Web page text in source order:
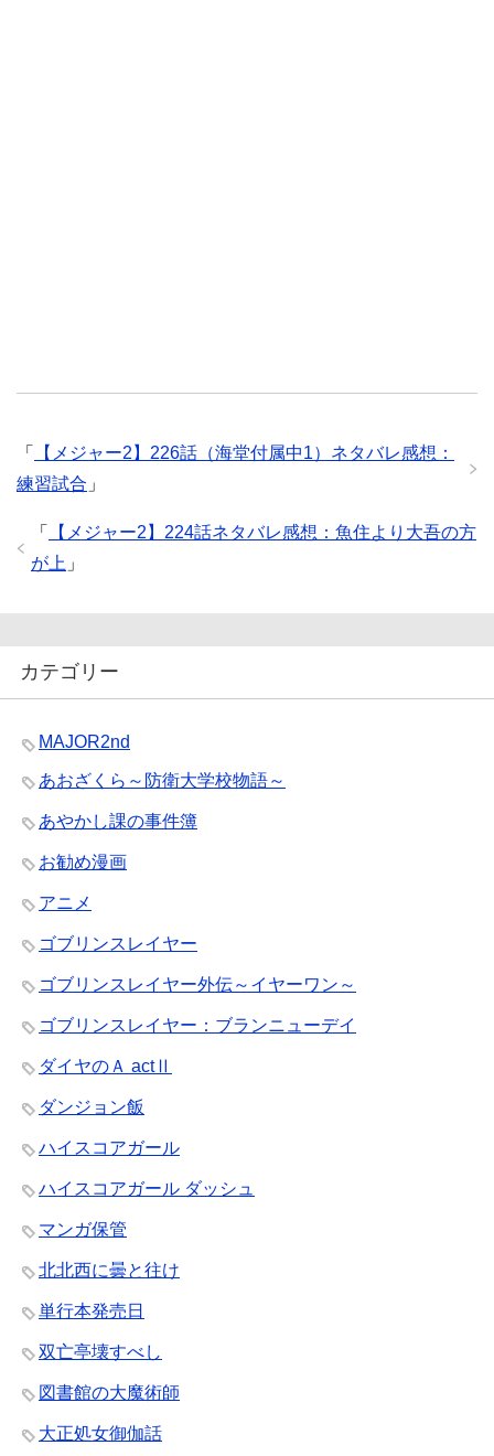
「
【メジャー2】226話（海堂付属中1）ネタバレ感想：
練習試合 」
「
【メジャー2】224話ネタバレ感想：魚住より大吾の方
が上 」
カテゴリー
MAJOR2nd
あおざくら～防衛大学校物語～
あやかし課の事件簿
お勧め漫画
アニメ
ゴブリンスレイヤー
ゴブリンスレイヤー外伝～イヤーワン～
ゴブリンスレイヤー：ブランニューデイ
ダイヤのＡ actⅡ
ダンジョン飯
ハイスコアガール
ハイスコアガール ダッシュ
マンガ保管
北北西に曇と往け
単行本発売日
双亡亭壊すべし
図書館の大魔術師
大正処女御伽話